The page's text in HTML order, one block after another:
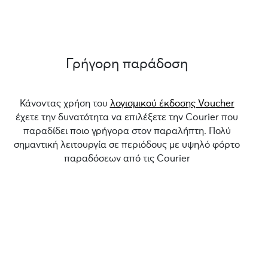
Γρήγορη παράδοση
Κάνοντας χρήση του λογισμικού έκδοσης Voucher
έχετε την δυνατότητα να επιλέξετε την Courier που
παραδίδει ποιο γρήγορα στον παραλήπτη. Πολύ
σημαντική λειτουργία σε περιόδους με υψηλό φόρτο
παραδόσεων από τις Courier